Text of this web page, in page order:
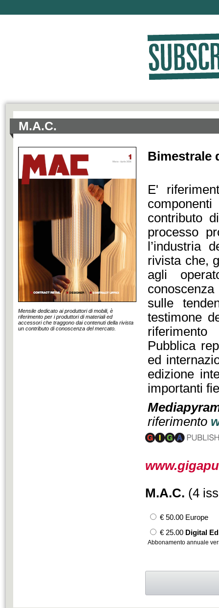
M.A.C.
Mensile dedicato ai produttori di mobili, è
riferimento per i produttori di materiali ed
accessori che traggono dai contenuti della rivista
un contributo di conoscenza del mercato.
Bimestrale
E'
contributo
processo
l’industria
rivista che,
agli
sulle
testimone
Pubblica
ed
edizione
importanti
riferimento
M.A.C. (4
€ 50.00 Europe
€ 25.00 Digital
Abbonamento annuale